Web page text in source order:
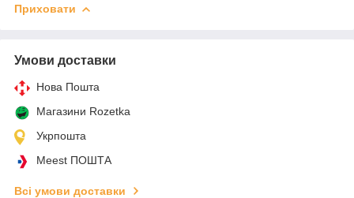
Приховати
Умови доставки
Нова Пошта
Магазини Rozetka
Укрпошта
Meest ПОШТА
Всі умови доставки